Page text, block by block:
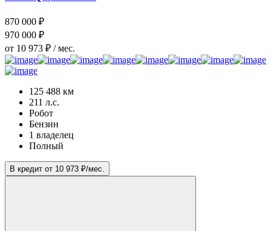
870 000 ₽
970 000 ₽
от 10 973 ₽ / мес.
125 488 км
211 л.с.
Робот
Бензин
1 владелец
Полный
В кредит от 10 973 ₽/мес.